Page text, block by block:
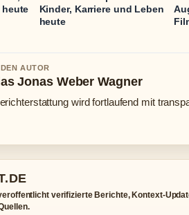
heute
Kinder, Karriere und Leben
heute
AUTOR
Jonas Weber Wagner
wird fortlaufend mit
verifizierte Berichte, Kontext-